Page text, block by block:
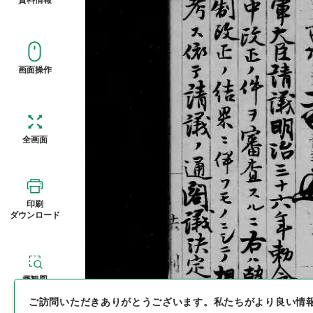
画面操作
全画面
印刷
ダウンロード
概観図
ご訪問いただきありがとうございます。 私たちがより良い情